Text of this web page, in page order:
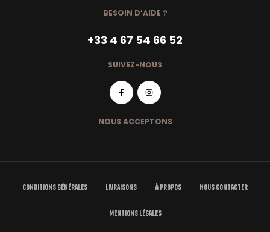
BESOIN D’AIDE ?
+33 4 67 54 66 52
SUIVEZ-NOUS
NOUS ACCEPTONS
Conditions Générales Livraisons À Propos Nous Contacter
Mentions Légales